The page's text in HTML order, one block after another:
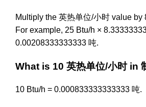
Multiply the 英热单位/小时 value by
For example, 25 Btu/h ×
0.00208333333333 吨.
What is 10 英热单位/小时 in
10 Btu/h = 0.000833333333333 吨.